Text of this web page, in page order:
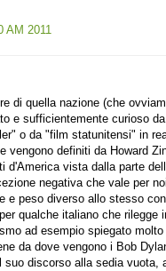
AM 2011
di quella nazione (che
e sufficientemente curioso
o da "film statunitensi" in
vengono definiti da Howard
d'America vista dalla parte
negativa che vale per
e peso diverso allo stesso
qualche italiano che
ad esempio spiegato
da dove vengono i Bob
suo discorso alla sedia